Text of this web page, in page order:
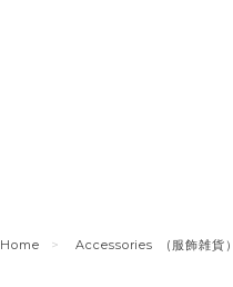
Home Accessories (服飾雑貨）